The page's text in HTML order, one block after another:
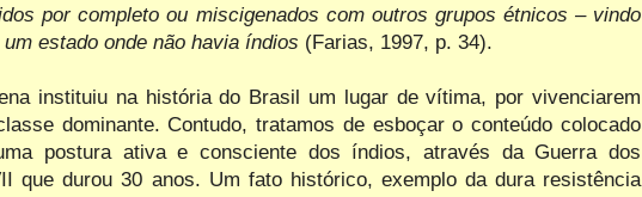
por completo ou miscigenados com outros grupos étnicos – vindo
estado onde não havia índios (Farias, 1997, p. 34).
instituiu na história do Brasil um lugar de vítima, por vivenciarem
dominante. Contudo, tratamos de esboçar o conteúdo colocado
postura ativa e consciente dos índios, através da Guerra dos
que durou 30 anos. Um fato histórico, exemplo da dura resistência